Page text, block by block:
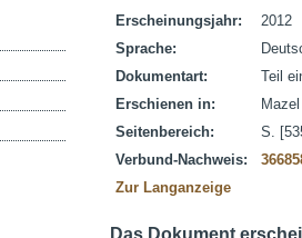
Erscheinungsjahr:
2012
Sprache:
Dokumentart:
Teil
Erschienen in:
Seitenbereich:
S.
Verbund-Nachweis:
Zur Langanzeige
Das Dokument